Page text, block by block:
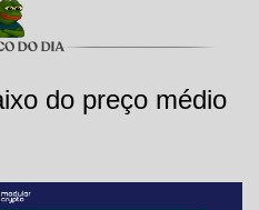
do preço médio